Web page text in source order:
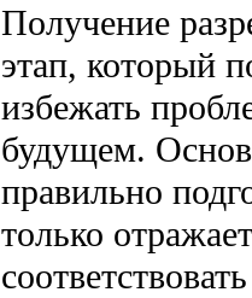
Получение
этап, который
избежать
будущем.
правильно
только